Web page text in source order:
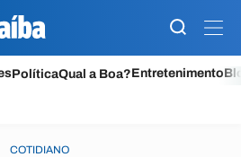
PolíticaQual a Boa?Entretenimento
COTIDIANO